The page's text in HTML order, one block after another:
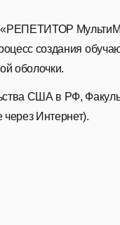
«РЕПЕТИТОР
создания
оболочки.
США в РФ,
через Интернет).